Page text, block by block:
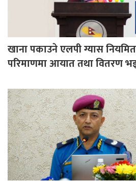
खाना पकाउने एलपी ग्यास
परिमाणमा आयात तथा वितरण